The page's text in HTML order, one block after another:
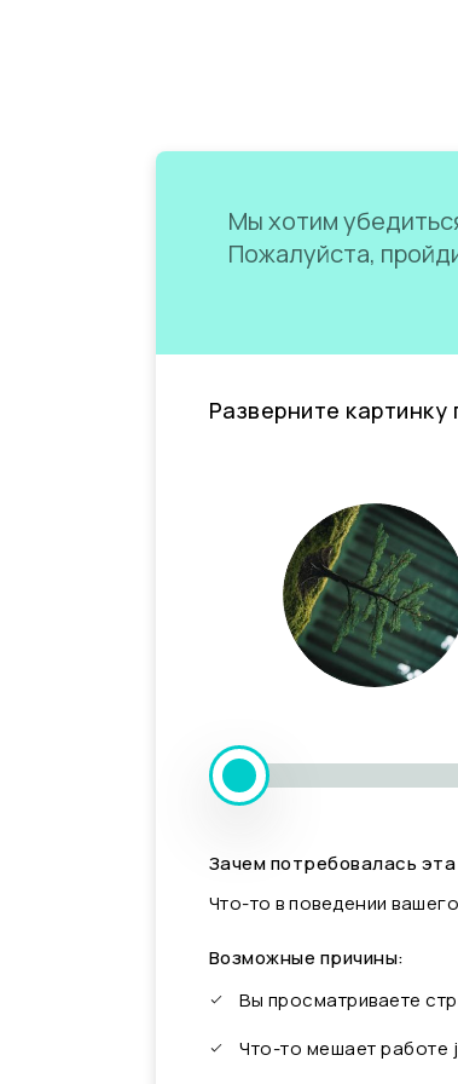
Мы хотим
Пожалуйста,
Разверните картинку
Зачем потребовалась
Что-то в поведении
Возможные причины:
Вы просматриваете
Что-то мешает работе